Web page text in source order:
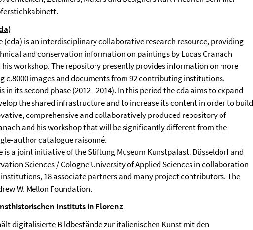
(cda) is an interdisciplinary collaborative research resource, providing
and conservation information on paintings by Lucas Cranach
his workshop. The repository presently provides information on more
c.8000 images and documents from 92 contributing institutions.
in its second phase (2012 - 2014). In this period the cda aims to expand
the shared infrastructure and to increase its content in order to build
comprehensive and collaboratively produced repository of
and his workshop that will be significantly different from the
author catalogue raisonné.
is a joint initiative of the Stiftung Museum Kunstpalast, Düsseldorf and
Sciences / Cologne University of Applied Sciences in collaboration
18 associate partners and many project contributors. The
W. Mellon Foundation.
Instituts in Florenz
digitalisierte Bildbestände zur italienischen Kunst mit den